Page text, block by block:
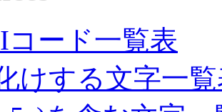
コード一覧表
けする文字一